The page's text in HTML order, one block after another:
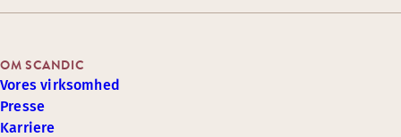
OM SCANDIC
Vores virksomhed
Presse
Karriere